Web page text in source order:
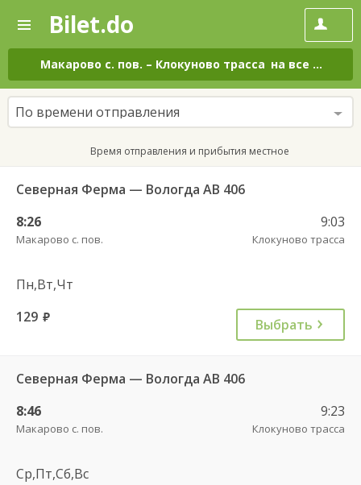
—
Поиск
и
покупка
билетов
на
автобус
онлайн
Bilet.do
Макарово с. пов. – Клокуново трасса на все дни
По времени отправления
Время отправления и прибытия местное
Северная Ферма — Вологда АВ 406
8:26
Макарово с. пов.
9:03
Клокуново трасса
Пн,Вт,Чт
129 руб. Выбрать
Северная Ферма — Вологда АВ 406
8:46
Макарово с. пов.
9:23
Клокуново трасса
Ср,Пт,Сб,Вс